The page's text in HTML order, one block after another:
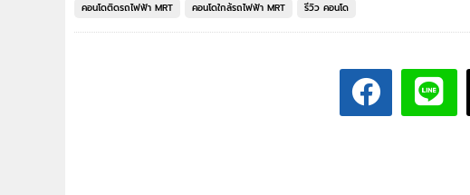
คอนโดติดรถไฟฟ้า MRT
คอนโดใกล้รถไฟฟ้า MRT รีวิว คอนโด